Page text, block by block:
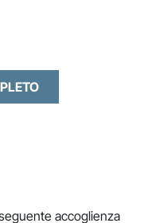
accoglienza